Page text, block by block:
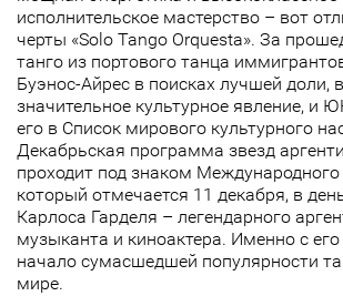
исполнительское мастерство – вот
черты «Solo Tango Orquesta». За
танго из портового танца
Буэнос-Айрес в поисках лучшей доли,
значительное культурное явление, и
его в Список мирового культурного
Декабрьская программа звезд
проходит под знаком Международного
который отмечается 11 декабря, в
Карлоса Гарделя – легендарного
музыканта и киноактера. Именно с
начало сумасшедшей популярности
мире.